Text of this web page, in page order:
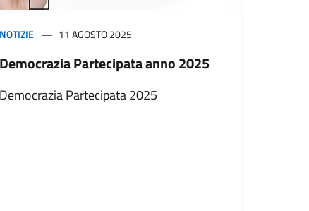
NOTIZIE 11 AGOSTO 2025
Democrazia Partecipata anno 2025
Democrazia Partecipata 2025